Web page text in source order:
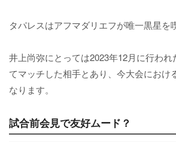
タパレスはアフマダリエフが唯一黒星を
井上尚弥にとっては2023年12月に行わ
てマッチした相手とあり、今大会におけ
なります。
試合前会見で友好ムード？